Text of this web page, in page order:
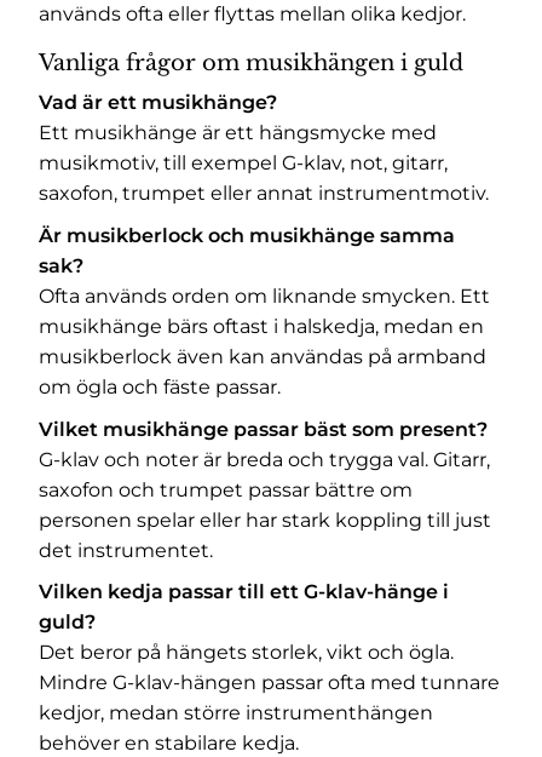
används ofta eller flyttas mellan olika kedjor.
Vanliga frågor om musikhängen i guld
Vad är ett musikhänge?
Ett musikhänge är ett hängsmycke med
musikmotiv, till exempel G-klav, not, gitarr,
saxofon, trumpet eller annat instrumentmotiv.
Är musikberlock och musikhänge samma
sak?
Ofta används orden om liknande smycken. Ett
musikhänge bärs oftast i halskedja, medan en
musikberlock även kan användas på armband
om ögla och fäste passar.
Vilket musikhänge passar bäst som present?
G-klav och noter är breda och trygga val. Gitarr,
saxofon och trumpet passar bättre om
personen spelar eller har stark koppling till just
det instrumentet.
Vilken kedja passar till ett G-klav-hänge i
guld?
Det beror på hängets storlek, vikt och ögla.
Mindre G-klav-hängen passar ofta med tunnare
kedjor, medan större instrumenthängen
behöver en stabilare kedja.